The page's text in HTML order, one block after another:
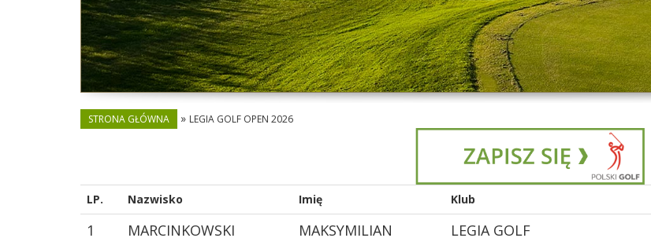
STRONA GŁÓWNA » LEGIA GOLF OPEN 2026
LP. Nazwisko Imię Klub
1 MARCINKOWSKI MAKSYMILIAN LEGIA GOLF